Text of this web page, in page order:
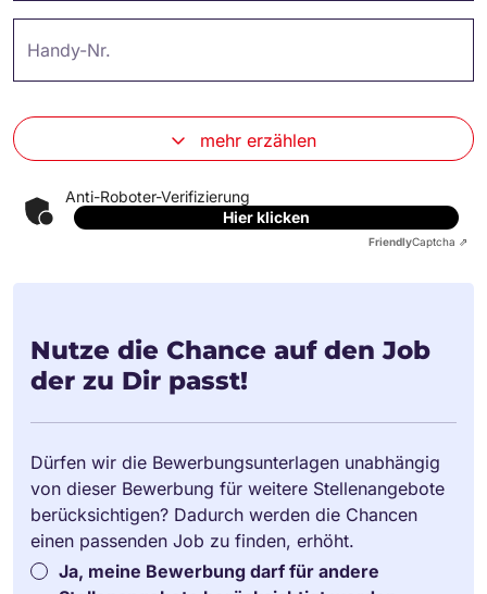
Handy-Nr.
mehr erzählen
Anti-Roboter-Verifizierung
Hier klicken
FriendlyCaptcha ⇗
Nutze die Chance auf den Job
der zu Dir passt!
Dürfen wir die Bewerbungsunterlagen unabhängig
von dieser Bewerbung für weitere Stellenangebote
berücksichtigen? Dadurch werden die Chancen
einen passenden Job zu finden, erhöht.
Ja, meine Bewerbung darf für andere